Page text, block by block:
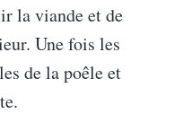
la viande et de
Une fois les
de la poêle et